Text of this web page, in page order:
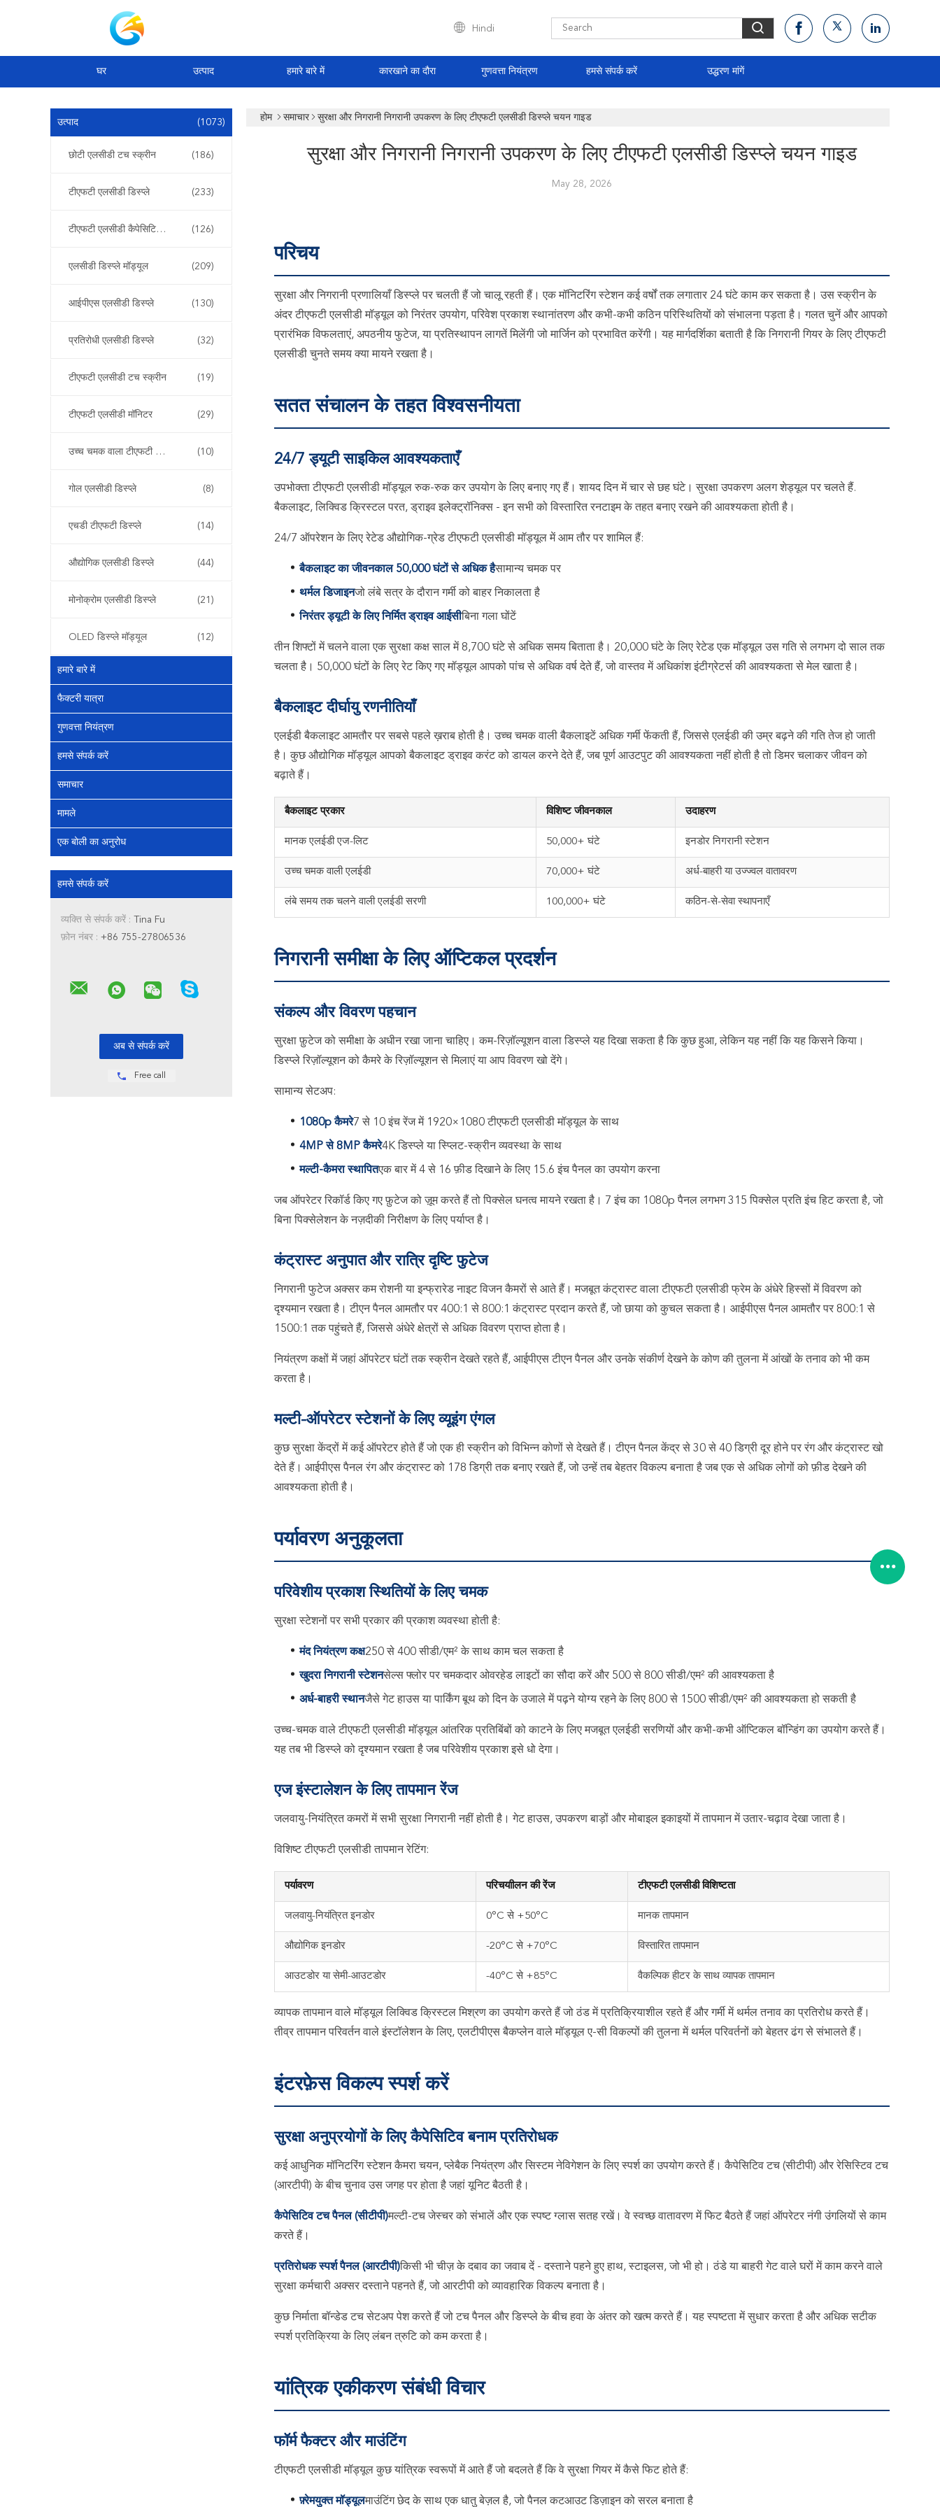
Hindi
घर उत्पाद हमारे बारे में कारखाने का दौरा गुणवत्ता नियंत्रण हमसे संपर्क करें उद्धरण मांगें
उत्पाद (1073)
छोटी एलसीडी टच स्क्रीन (186)
टीएफटी एलसीडी डिस्प्ले (233)
टीएफटी एलसीडी कैपेसिटिव टचस्क्रीन (126)
एलसीडी डिस्प्ले मॉड्यूल (209)
आईपीएस एलसीडी डिस्प्ले (130)
प्रतिरोधी एलसीडी डिस्प्ले (32)
टीएफटी एलसीडी टच स्क्रीन (19)
टीएफटी एलसीडी मॉनिटर (29)
उच्च चमक वाला टीएफटी डिस्प्ले (10)
गोल एलसीडी डिस्प्ले (8)
एचडी टीएफटी डिस्प्ले (14)
औद्योगिक एलसीडी डिस्प्ले (44)
मोनोक्रोम एलसीडी डिस्प्ले (21)
OLED डिस्प्ले मॉड्यूल (12)
हमारे बारे में
फैक्टरी यात्रा
गुणवत्ता नियंत्रण
हमसे संपर्क करें
समाचार
मामले
एक बोली का अनुरोध
हमसे संपर्क करें
व्यक्ति से संपर्क करें : Tina Fu
फ़ोन नंबर : +86 755-27806536
Free call
होम समाचार सुरक्षा और निगरानी निगरानी उपकरण के लिए टीएफटी एलसीडी डिस्प्ले चयन गाइड
सुरक्षा और निगरानी निगरानी उपकरण के लिए टीएफटी एलसीडी डिस्प्ले चयन गाइड
May 28, 2026
परिचय
सुरक्षा और निगरानी प्रणालियाँ डिस्प्ले पर चलती हैं जो चालू रहती हैं। एक मॉनिटरिंग स्टेशन कई वर्षों तक लगातार 24 घंटे काम कर सकता है। उस स्क्रीन के
अंदर टीएफटी एलसीडी मॉड्यूल को निरंतर उपयोग, परिवेश प्रकाश स्थानांतरण और कभी-कभी कठिन परिस्थितियों को संभालना पड़ता है। गलत चुनें और आपको
प्रारंभिक विफलताएं, अपठनीय फुटेज, या प्रतिस्थापन लागतें मिलेंगी जो मार्जिन को प्रभावित करेंगी। यह मार्गदर्शिका बताती है कि निगरानी गियर के लिए टीएफटी
एलसीडी चुनते समय क्या मायने रखता है।
सतत संचालन के तहत विश्वसनीयता
24/7 ड्यूटी साइकिल आवश्यकताएँ
उपभोक्ता टीएफटी एलसीडी मॉड्यूल रुक-रुक कर उपयोग के लिए बनाए गए हैं। शायद दिन में चार से छह घंटे। सुरक्षा उपकरण अलग शेड्यूल पर चलते हैं.
बैकलाइट, लिक्विड क्रिस्टल परत, ड्राइव इलेक्ट्रॉनिक्स - इन सभी को विस्तारित रनटाइम के तहत बनाए रखने की आवश्यकता होती है।
24/7 ऑपरेशन के लिए रेटेड औद्योगिक-ग्रेड टीएफटी एलसीडी मॉड्यूल में आम तौर पर शामिल हैं:
बैकलाइट का जीवनकाल 50,000 घंटों से अधिक हैसामान्य चमक पर
थर्मल डिजाइनजो लंबे सत्र के दौरान गर्मी को बाहर निकालता है
निरंतर ड्यूटी के लिए निर्मित ड्राइव आईसीबिना गला घोंटें
तीन शिफ्टों में चलने वाला एक सुरक्षा कक्ष साल में 8,700 घंटे से अधिक समय बिताता है। 20,000 घंटे के लिए रेटेड एक मॉड्यूल उस गति से लगभग दो साल तक
चलता है। 50,000 घंटों के लिए रेट किए गए मॉड्यूल आपको पांच से अधिक वर्ष देते हैं, जो वास्तव में अधिकांश इंटीग्रेटर्स की आवश्यकता से मेल खाता है।
बैकलाइट दीर्घायु रणनीतियाँ
एलईडी बैकलाइट आमतौर पर सबसे पहले ख़राब होती है। उच्च चमक वाली बैकलाइटें अधिक गर्मी फेंकती हैं, जिससे एलईडी की उम्र बढ़ने की गति तेज हो जाती
है। कुछ औद्योगिक मॉड्यूल आपको बैकलाइट ड्राइव करंट को डायल करने देते हैं, जब पूर्ण आउटपुट की आवश्यकता नहीं होती है तो डिमर चलाकर जीवन को
बढ़ाते हैं।
बैकलाइट प्रकार विशिष्ट जीवनकाल उदाहरण
मानक एलईडी एज-लिट 50,000+ घंटे इनडोर निगरानी स्टेशन
उच्च चमक वाली एलईडी 70,000+ घंटे अर्ध-बाहरी या उज्ज्वल वातावरण
लंबे समय तक चलने वाली एलईडी सरणी 100,000+ घंटे कठिन-से-सेवा स्थापनाएँ
निगरानी समीक्षा के लिए ऑप्टिकल प्रदर्शन
संकल्प और विवरण पहचान
सुरक्षा फ़ुटेज को समीक्षा के अधीन रखा जाना चाहिए। कम-रिज़ॉल्यूशन वाला डिस्प्ले यह दिखा सकता है कि कुछ हुआ, लेकिन यह नहीं कि यह किसने किया।
डिस्प्ले रिज़ॉल्यूशन को कैमरे के रिज़ॉल्यूशन से मिलाएं या आप विवरण खो देंगे।
सामान्य सेटअप:
1080p कैमरे7 से 10 इंच रेंज में 1920×1080 टीएफटी एलसीडी मॉड्यूल के साथ
4MP से 8MP कैमरे4K डिस्प्ले या स्प्लिट-स्क्रीन व्यवस्था के साथ
मल्टी-कैमरा स्थापितएक बार में 4 से 16 फ़ीड दिखाने के लिए 15.6 इंच पैनल का उपयोग करना
जब ऑपरेटर रिकॉर्ड किए गए फ़ुटेज को ज़ूम करते हैं तो पिक्सेल घनत्व मायने रखता है। 7 इंच का 1080p पैनल लगभग 315 पिक्सेल प्रति इंच हिट करता है, जो
बिना पिक्सेलेशन के नज़दीकी निरीक्षण के लिए पर्याप्त है।
कंट्रास्ट अनुपात और रात्रि दृष्टि फुटेज
निगरानी फुटेज अक्सर कम रोशनी या इन्फ्रारेड नाइट विजन कैमरों से आते हैं। मजबूत कंट्रास्ट वाला टीएफटी एलसीडी फ्रेम के अंधेरे हिस्सों में विवरण को
दृश्यमान रखता है। टीएन पैनल आमतौर पर 400:1 से 800:1 कंट्रास्ट प्रदान करते हैं, जो छाया को कुचल सकता है। आईपीएस पैनल आमतौर पर 800:1 से
1500:1 तक पहुंचते हैं, जिससे अंधेरे क्षेत्रों से अधिक विवरण प्राप्त होता है।
नियंत्रण कक्षों में जहां ऑपरेटर घंटों तक स्क्रीन देखते रहते हैं, आईपीएस टीएन पैनल और उनके संकीर्ण देखने के कोण की तुलना में आंखों के तनाव को भी कम
करता है।
मल्टी-ऑपरेटर स्टेशनों के लिए व्यूइंग एंगल
कुछ सुरक्षा केंद्रों में कई ऑपरेटर होते हैं जो एक ही स्क्रीन को विभिन्न कोणों से देखते हैं। टीएन पैनल केंद्र से 30 से 40 डिग्री दूर होने पर रंग और कंट्रास्ट खो
देते हैं। आईपीएस पैनल रंग और कंट्रास्ट को 178 डिग्री तक बनाए रखते हैं, जो उन्हें तब बेहतर विकल्प बनाता है जब एक से अधिक लोगों को फ़ीड देखने की
आवश्यकता होती है।
पर्यावरण अनुकूलता
परिवेशीय प्रकाश स्थितियों के लिए चमक
सुरक्षा स्टेशनों पर सभी प्रकार की प्रकाश व्यवस्था होती है:
मंद नियंत्रण कक्ष250 से 400 सीडी/एम² के साथ काम चल सकता है
खुदरा निगरानी स्टेशनसेल्स फ्लोर पर चमकदार ओवरहेड लाइटों का सौदा करें और 500 से 800 सीडी/एम² की आवश्यकता है
अर्ध-बाहरी स्थानजैसे गेट हाउस या पार्किंग बूथ को दिन के उजाले में पढ़ने योग्य रहने के लिए 800 से 1500 सीडी/एम² की आवश्यकता हो सकती है
उच्च-चमक वाले टीएफटी एलसीडी मॉड्यूल आंतरिक प्रतिबिंबों को काटने के लिए मजबूत एलईडी सरणियों और कभी-कभी ऑप्टिकल बॉन्डिंग का उपयोग करते हैं।
यह तब भी डिस्प्ले को दृश्यमान रखता है जब परिवेशीय प्रकाश इसे धो देगा।
एज इंस्टालेशन के लिए तापमान रेंज
जलवायु-नियंत्रित कमरों में सभी सुरक्षा निगरानी नहीं होती है। गेट हाउस, उपकरण बाड़ों और मोबाइल इकाइयों में तापमान में उतार-चढ़ाव देखा जाता है।
विशिष्ट टीएफटी एलसीडी तापमान रेटिंग:
पर्यावरण परिचयाीलन की रेंज टीएफटी एलसीडी विशिष्टता
जलवायु-नियंत्रित इनडोर 0°C से +50°C मानक तापमान
औद्योगिक इनडोर -20°C से +70°C विस्तारित तापमान
आउटडोर या सेमी-आउटडोर -40°C से +85°C वैकल्पिक हीटर के साथ व्यापक तापमान
व्यापक तापमान वाले मॉड्यूल लिक्विड क्रिस्टल मिश्रण का उपयोग करते हैं जो ठंड में प्रतिक्रियाशील रहते हैं और गर्मी में थर्मल तनाव का प्रतिरोध करते हैं।
तीव्र तापमान परिवर्तन वाले इंस्टॉलेशन के लिए, एलटीपीएस बैकप्लेन वाले मॉड्यूल ए-सी विकल्पों की तुलना में थर्मल परिवर्तनों को बेहतर ढंग से संभालते हैं।
इंटरफ़ेस विकल्प स्पर्श करें
सुरक्षा अनुप्रयोगों के लिए कैपेसिटिव बनाम प्रतिरोधक
कई आधुनिक मॉनिटरिंग स्टेशन कैमरा चयन, प्लेबैक नियंत्रण और सिस्टम नेविगेशन के लिए स्पर्श का उपयोग करते हैं। कैपेसिटिव टच (सीटीपी) और रेसिस्टिव टच
(आरटीपी) के बीच चुनाव उस जगह पर होता है जहां यूनिट बैठती है।
कैपेसिटिव टच पैनल (सीटीपी)मल्टी-टच जेस्चर को संभालें और एक स्पष्ट ग्लास सतह रखें। वे स्वच्छ वातावरण में फिट बैठते हैं जहां ऑपरेटर नंगी उंगलियों से काम
करते हैं।
प्रतिरोधक स्पर्श पैनल (आरटीपी)किसी भी चीज़ के दबाव का जवाब दें - दस्ताने पहने हुए हाथ, स्टाइलस, जो भी हो। ठंडे या बाहरी गेट वाले घरों में काम करने वाले
सुरक्षा कर्मचारी अक्सर दस्ताने पहनते हैं, जो आरटीपी को व्यावहारिक विकल्प बनाता है।
कुछ निर्माता बॉन्डेड टच सेटअप पेश करते हैं जो टच पैनल और डिस्प्ले के बीच हवा के अंतर को खत्म करते हैं। यह स्पष्टता में सुधार करता है और अधिक सटीक
स्पर्श प्रतिक्रिया के लिए लंबन त्रुटि को कम करता है।
यांत्रिक एकीकरण संबंधी विचार
फॉर्म फैक्टर और माउंटिंग
टीएफटी एलसीडी मॉड्यूल कुछ यांत्रिक स्वरूपों में आते हैं जो बदलते हैं कि वे सुरक्षा गियर में कैसे फिट होते हैं:
फ़्रेमयुक्त मॉड्यूलमाउंटिंग छेद के साथ एक धातु बेज़ल है, जो पैनल कटआउट डिज़ाइन को सरल बनाता है